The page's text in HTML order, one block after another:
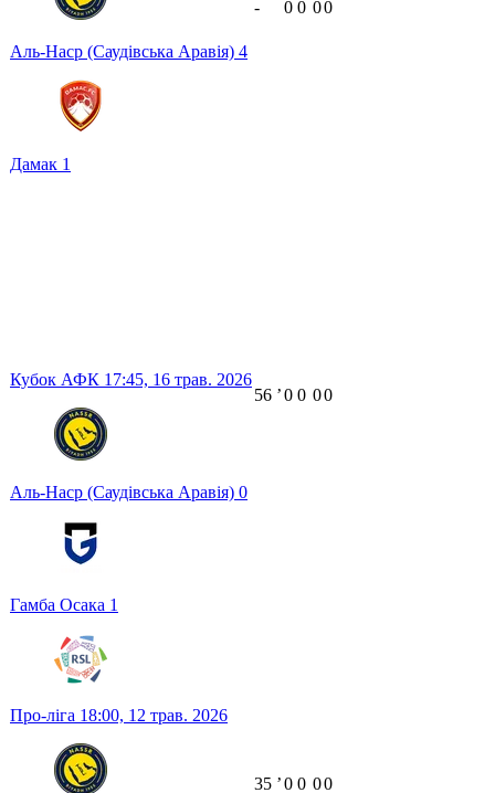
Аль-Наср (Саудівська Аравія) 4
Дамак 1
- 0 0 00
Кубок АФК 17:45, 16 трав. 2026
Аль-Наср (Саудівська Аравія) 0
Гамба Осака 1
56 ʼ0 0 00
Про-ліга 18:00, 12 трав. 2026
35 ʼ0 0 00